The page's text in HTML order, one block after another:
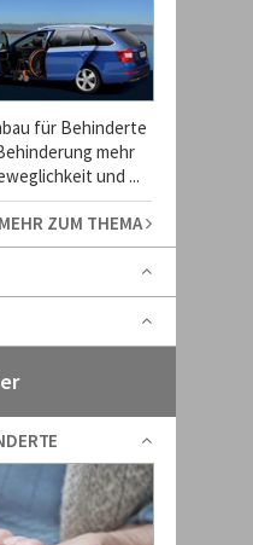
für Behinderte
mehr
und ...
MEHR ZUM THEMA